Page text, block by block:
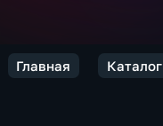
Главная Каталог